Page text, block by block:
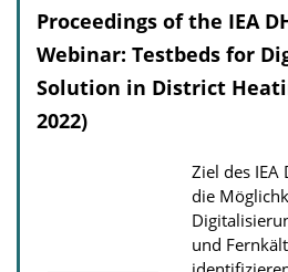
Proceedings of the IEA
Webinar: Testbeds for
Solution in District
2022)
Ziel des IEA
die
und